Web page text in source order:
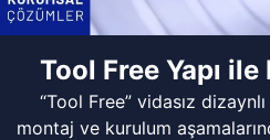
Tool Free Yapı
“Tool Free” vidasız
montaj ve kurulum